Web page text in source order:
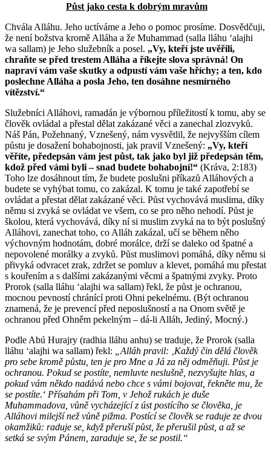
Půst jako cesta k dobrým mravům
Chvála Alláhu. Jeho uctíváme a Jeho o pomoc prosíme. Dosvědčuji,
že není božstva kromě Alláha a že Muhammad (salla lláhu ʻalajhi
wa sallam) je Jeho služebník a posel. „Vy, kteří jste uvěřili,
chraňte se před trestem Alláha a říkejte slova správná! On
napraví vám vaše skutky a odpustí vám vaše hříchy; a ten, kdo
poslechne Alláha a posla Jeho, ten dosáhne nesmírného
vítězství.“
Služebníci Alláhovi, ramadán je výbornou příležitostí k tomu, aby se
člověk ovládal a přestal dělat zakázané věci a zanechal zlozvyků.
Náš Pán, Požehnaný, Vznešený, nám vysvětlil, že nejvyšším cílem
půstu je dosažení bohabojnosti, jak pravil Vznešený: „Vy, kteří
věříte, předepsán vám jest půst, tak jako byl již předepsán těm,
kdož před vámi byli – snad budete bohabojní!“ (Kráva, 2:183)
Toho lze dosáhnout tím, že budete poslušni příkazů Alláhových a
budete se vyhýbat tomu, co zakázal. K tomu je také zapotřebí se
ovládat a přestat dělat zakázané věci. Půst vychovává muslima, díky
němu si zvyká se ovládat ve všem, co se pro něho nehodí. Půst je
školou, která vychovává, díky ní si muslim zvyká na to být poslušný
Alláhovi, zanechat toho, co Alláh zakázal, učí se během něho
výchovným hodnotám, dobré morálce, drží se daleko od špatné a
nepovolené morálky a zvyků. Půst muslimovi pomáhá, díky němu si
přivyká odvracet zrak, zdržet se pomluv a klevet, pomáhá mu přestat
s kouřením a s dalšími zakázanými věcmi a špatnými zvyky. Proto
Prorok (salla lláhu ʻalajhi wa sallam) řekl, že půst je ochranou,
mocnou pevností chránící proti Ohni pekelnému. (Být ochranou
znamená, že je prevencí před neposlušností a na Onom světě je
ochranou před Ohněm pekelným – dá-li Alláh, Jediný, Mocný.)
Podle Abú Hurajry (radhia lláhu anhu) se traduje, že Prorok (salla
lláhu ʻalajhi wa sallam) řekl:
„Alláh pravil: ‚Každý čin dělá člověk
pro sebe kromě půstu, ten je pro Mne a Já za něj odměňuji. Půst je
ochranou. Pokud se postíte, nemluvte neslušně, nezvyšujte hlas, a
pokud vám někdo nadává nebo chce s vámi bojovat, řekněte mu, že
se postíte.‘ Přísahám při Tom, v Jehož rukách je duše
Muhammadova, vůně vycházející z úst postícího se člověka, je
Alláhovi milejší než vůně pižma. Postící se člověk se raduje ze dvou
okamžiků: raduje se, když přeruší půst, že přerušil půst, a až se
setká se svým Pánem, zaraduje se, že se postil.“